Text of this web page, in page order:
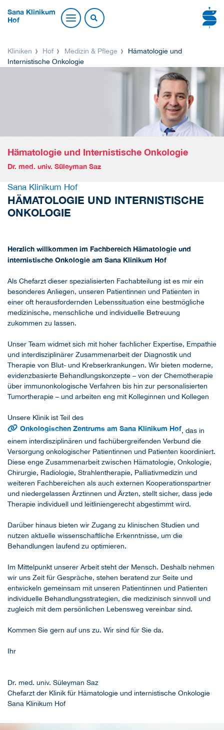
Sana Klinikum
Hof
Kliniken Hof Medizin & Pflege
Hämatologie und
Internistische Onkologie
Hämatologie und Internistische Onkologie
Dr. med. univ. Süleyman Saz
Sana Klinikum Hof
HÄMATOLOGIE UND INTERNISTISCHE
ONKOLOGIE
Herzlich willkommen im Fachbereich Hämatologie und
internistische Onkologie am Sana Klinikum Hof
Als Chefarzt dieser spezialisierten Fachabteilung ist es mir ein
besonderes Anliegen, unseren Patientinnen und Patienten in
einer oft herausfordernden Lebenssituation eine bestmögliche
medizinische, menschliche und individuelle Betreuung
zukommen zu lassen.
Unser Team widmet sich mit hoher fachlicher Expertise, Empathie
und interdisziplinärer Zusammenarbeit der Diagnostik und
Therapie von Blut- und Krebserkrankungen. Wir bieten moderne,
evidenzbasierte Behandlungskonzepte – von der Chemotherapie
über immunonkologische Verfahren bis hin zur personalisierten
Tumortherapie – und arbeiten eng mit Kolleginnen und Kollegen
Unsere Klinik ist Teil des
Onkologischen Zentrums am Sana Klinikum Hof, das in
einem interdisziplinären und fachübergreifenden Verbund die
Versorgung onkologischer Patientinnen und Patienten koordiniert.
Diese enge Zusammenarbeit zwischen Hämatologie, Onkologie,
Chirurgie, Radiologie, Strahlentherapie, Palliativmedizin und
weiteren Fachbereichen als auch externen Kooperationspartner
und niedergelassen Ärztinnen und Ärzten, stellt sicher, dass jede
Therapie individuell und leitliniengerecht abgestimmt wird.
Darüber hinaus bieten wir Zugang zu klinischen Studien und
nutzen aktuelle wissenschaftliche Erkenntnisse, um die
Behandlungen laufend zu optimieren.
Im Mittelpunkt unserer Arbeit steht der Mensch. Deshalb nehmen
wir uns Zeit für Gespräche, stehen beratend zur Seite und
entwickeln gemeinsam mit unseren Patientinnen und Patienten
individuelle Behandlungsstrategien, die medizinisch sinnvoll und
zugleich mit dem persönlichen Lebensweg vereinbar sind.
Kommen Sie gern auf uns zu. Wir sind für Sie da.
Ihr
Dr. med. univ. Süleyman Saz
Chefarzt der Klinik für Hämatologie und internistische Onkologie
Sana Klinikum Hof